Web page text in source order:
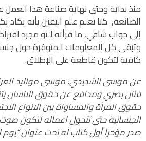
منذ بداية وحتى نهاية صناعة هذا العمل
الضائعة, كنا نعلم علم اليقين بأنه
إلى جواب شافي, ما قرأته للتو مجرد
وتبقى كل المعلومات المتوفرة حول
كافية لتكون قاطعة على الإطلاق.
فنان بصري ومدافع عن حقوق الانسان
حقوق المرأة والمساواة بين الانواع
الجنسانية حتى تتحول اعماله لتكون
صدر مؤخرا أول كتاب له تحت عنوان “يوم